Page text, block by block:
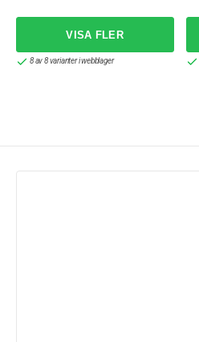
8 av 8 varianter i webblager